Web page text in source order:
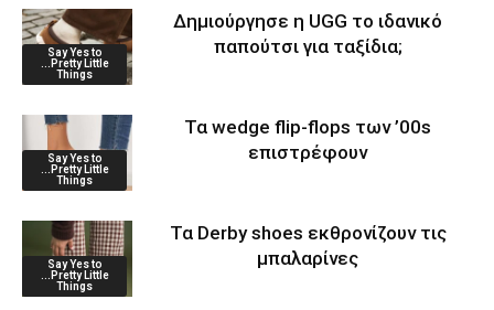
Say Yes to
...Pretty Little
Things
Δημιούργησε η UGG το ιδανικό
παπούτσι για ταξίδια;
Say Yes to
...Pretty Little
Things
Τα wedge flip-flops των ’00s
επιστρέφουν
Say Yes to
...Pretty Little
Things
Τα Derby shoes εκθρονίζουν τις
μπαλαρίνες